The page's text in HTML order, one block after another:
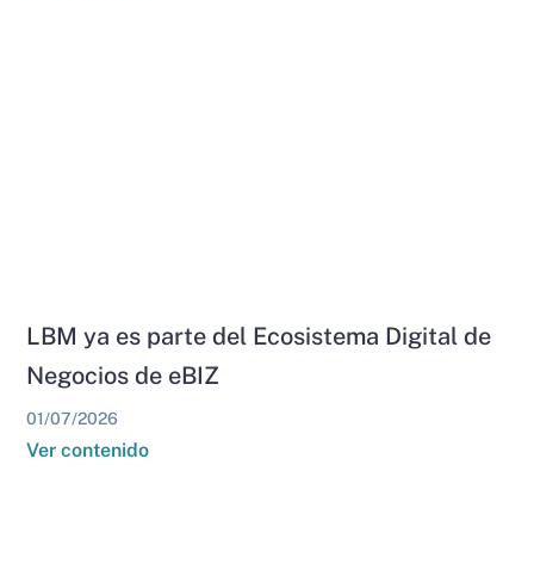
LBM ya es parte del Ecosistema Digital de
Negocios de eBIZ
01/07/2026
Ver contenido